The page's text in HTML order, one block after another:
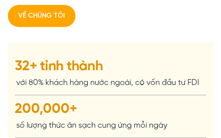
VỀ CHÚNG TÔI
32+tỉnh thành
với 80% khách hàng nước ngoài, có vốn đầu tư FDI
200,000+
số lượng thức ăn sạch cung ứng mỗi ngày